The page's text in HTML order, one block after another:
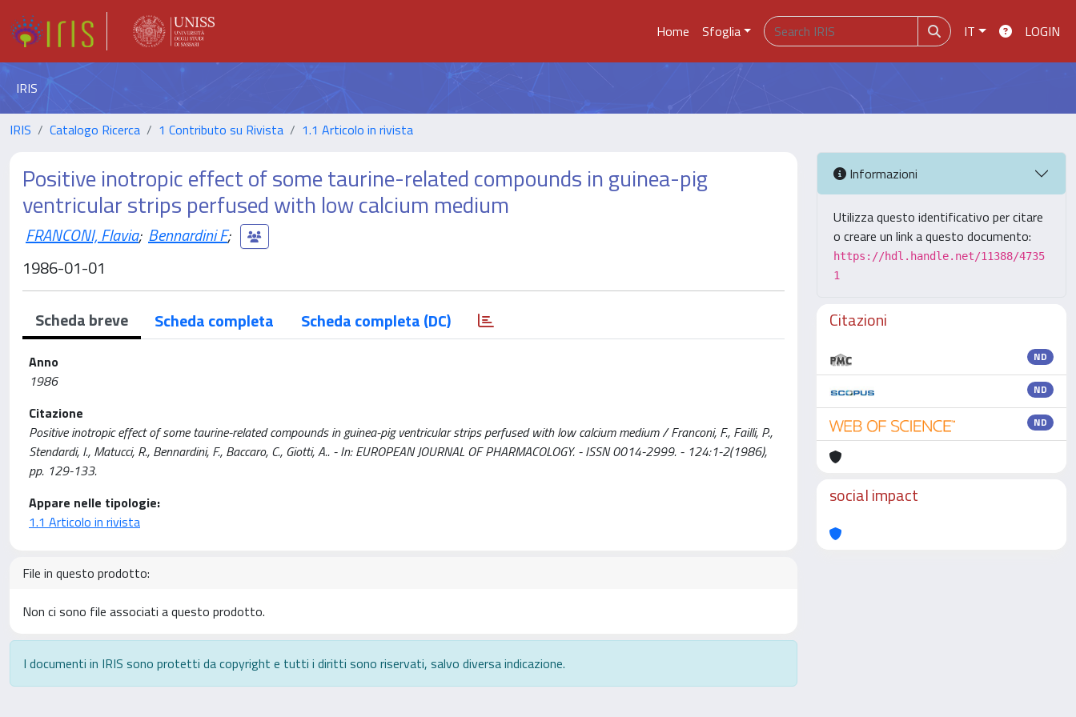
Home Sfoglia IT LOGIN
IRIS
IRIS Catalogo Ricerca 1 Contributo su Rivista 1.1 Articolo in rivista
Positive inotropic effect of some taurine-related compounds in guinea-pig
ventricular strips perfused with low calcium medium
FRANCONI, Flavia; Bennardini F;
1986-01-01
Scheda breve Scheda completa Scheda completa (DC)
Anno
1986
Citazione
Positive inotropic effect of some taurine-related compounds in guinea-pig ventricular strips perfused with low calcium medium / Franconi, F., Failli, P.,
Stendardi, I., Matucci, R., Bennardini, F., Baccaro, C., Giotti, A.. - In: EUROPEAN JOURNAL OF PHARMACOLOGY. - ISSN 0014-2999. - 124:1-2(1986),
pp. 129-133.
Appare nelle tipologie:
1.1 Articolo in rivista
File in questo prodotto:
Non ci sono file associati a questo prodotto.
I documenti in IRIS sono protetti da copyright e tutti i diritti sono riservati, salvo diversa indicazione.
Informazioni
Utilizza questo identificativo per citare
o creare un link a questo documento:
https://hdl.handle.net/11388/4735
1
Citazioni
ND
ND
ND
social impact